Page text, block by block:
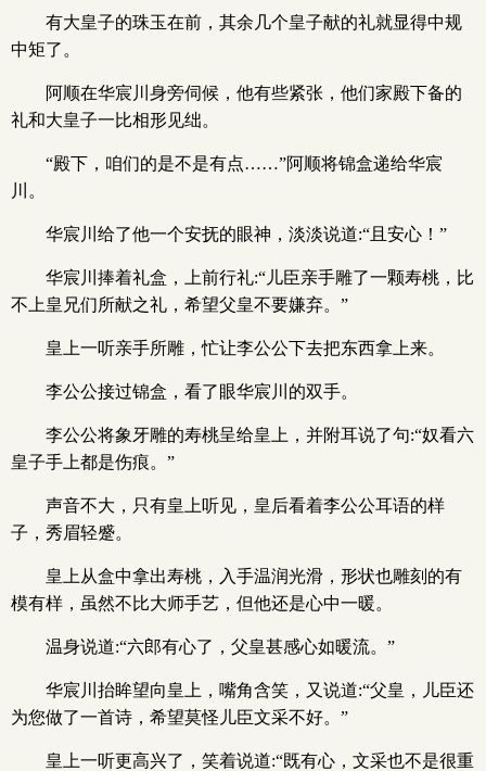
有大皇子的珠玉在前，其余几个皇子献的礼就显得中规
中矩了。
阿顺在华宸川身旁伺候，他有些紧张，他们家殿下备的
礼和大皇子一比相形见绌。
“殿下，咱们的是不是有点……”阿顺将锦盒递给华宸
川。
华宸川给了他一个安抚的眼神，淡淡说道:“且安心！”
华宸川捧着礼盒，上前行礼:“儿臣亲手雕了一颗寿桃，比
不上皇兄们所献之礼，希望父皇不要嫌弃。”
皇上一听亲手所雕，忙让李公公下去把东西拿上来。
李公公接过锦盒，看了眼华宸川的双手。
李公公将象牙雕的寿桃呈给皇上，并附耳说了句:“奴看六
皇子手上都是伤痕。”
声音不大，只有皇上听见，皇后看着李公公耳语的样
子，秀眉轻蹙。
皇上从盒中拿出寿桃，入手温润光滑，形状也雕刻的有
模有样，虽然不比大师手艺，但他还是心中一暖。
温身说道:“六郎有心了，父皇甚感心如暖流。”
华宸川抬眸望向皇上，嘴角含笑，又说道:“父皇，儿臣还
为您做了一首诗，希望莫怪儿臣文采不好。”
皇上一听更高兴了，笑着说道:“既有心，文采也不是很重